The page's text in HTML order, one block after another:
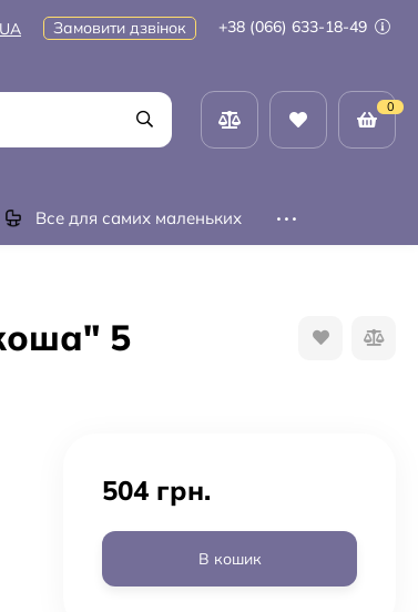
UA Замовити дзвінок +38 (066) 633-18-49
0
Все для самих маленьких
5
504 грн.
В кошик